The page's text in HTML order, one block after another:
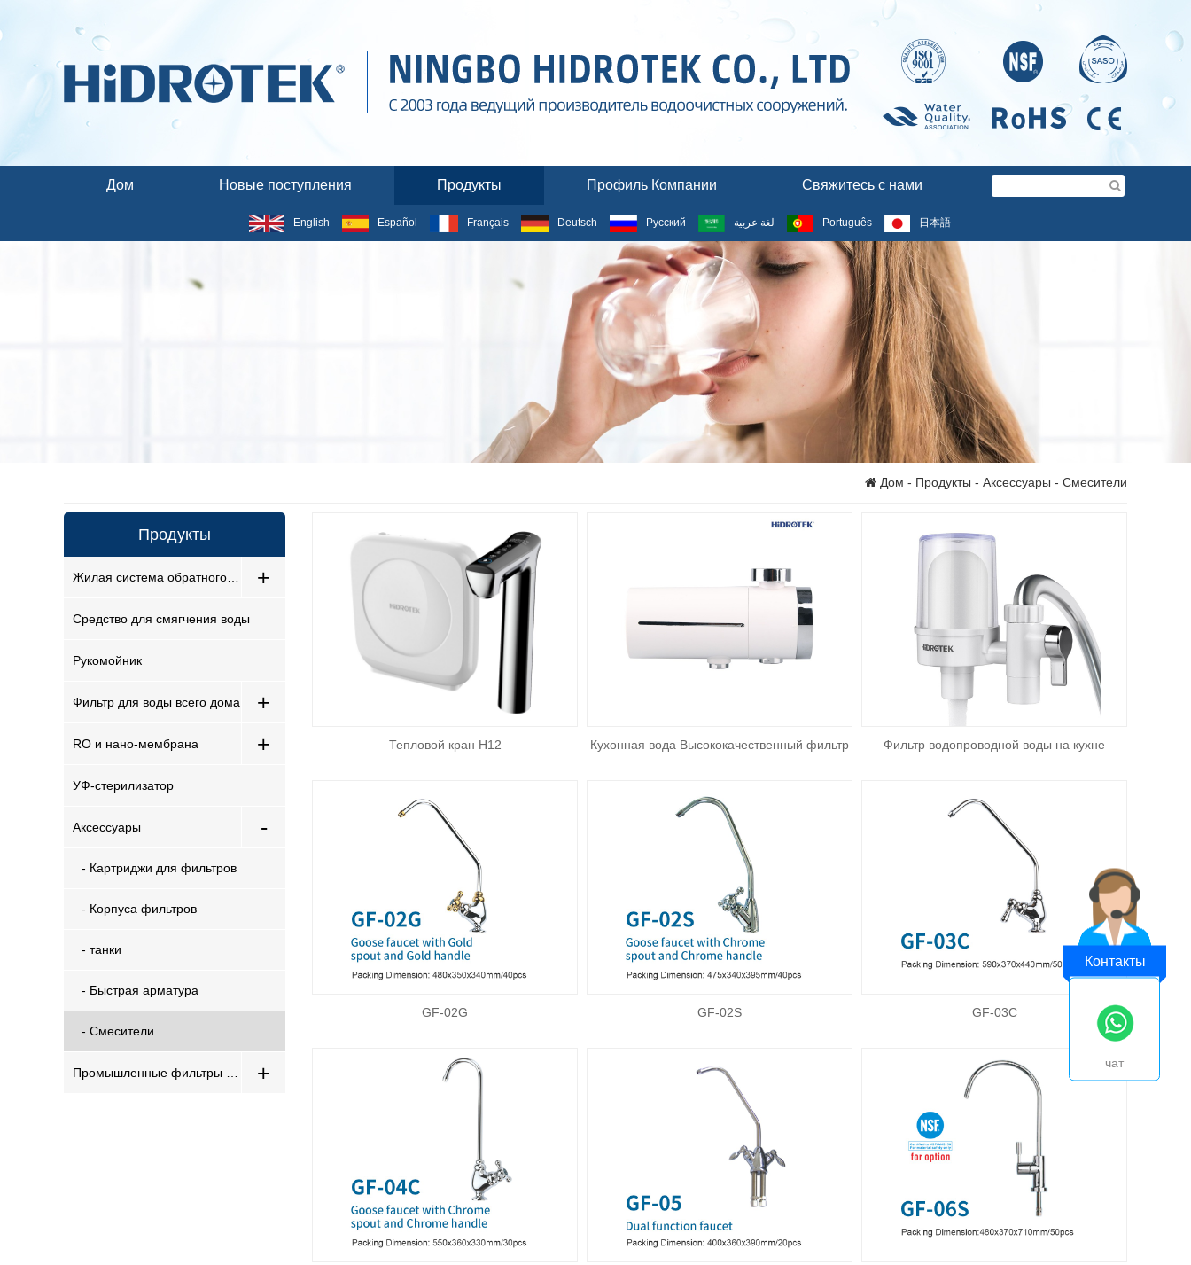
Дом Новые поступления Продукты Профиль Компании Свяжитесь с нами
English Español Français Deutsch Русский لغة عربية Português 日本語
ПРОДУКТЫ
Дом - Продукты - Аксессуары - Смесители
Продукты
+
Средство для смягчения воды
Рукомойник
Фильтр для воды всего дома +
RO и нано-мембрана +
УФ-стерилизатор
Аксессуары -
- Картриджи для фильтров
- Корпуса фильтров
- танки
- Быстрая арматура
- Смесители
+
Тепловой кран H12 Кухонная вода Высококачественный фильтр Фильтр водопроводной воды на кухне
GF-02G GF-02S GF-03C
Контакты
чат